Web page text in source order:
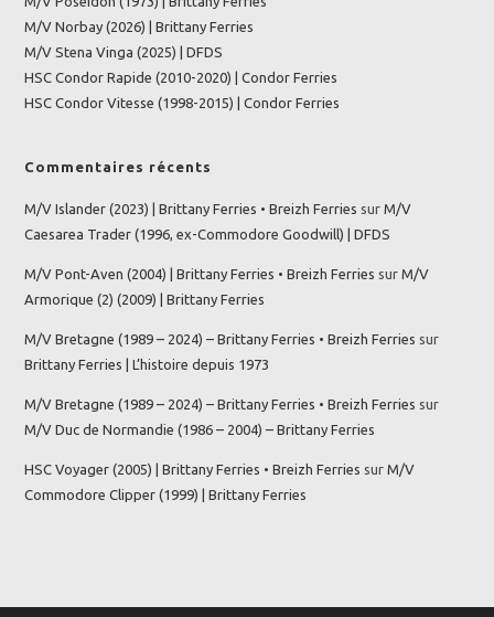
M/V Norbay (2026) | Brittany Ferries
M/V Stena Vinga (2025) | DFDS
HSC Condor Rapide (2010-2020) | Condor Ferries
HSC Condor Vitesse (1998-2015) | Condor Ferries
Commentaires récents
M/V Islander (2023) | Brittany Ferries • Breizh Ferries surM/V
Caesarea Trader (1996, ex-Commodore Goodwill) | DFDS
M/V Pont-Aven (2004) | Brittany Ferries • Breizh Ferries surM/V
Armorique (2) (2009) | Brittany Ferries
M/V Bretagne (1989 – 2024) – Brittany Ferries • Breizh Ferries sur
Brittany Ferries | L’histoire depuis 1973
M/V Bretagne (1989 – 2024) – Brittany Ferries • Breizh Ferries sur
M/V Duc de Normandie (1986 – 2004) – Brittany Ferries
HSC Voyager (2005) | Brittany Ferries • Breizh Ferries surM/V
Commodore Clipper (1999) | Brittany Ferries